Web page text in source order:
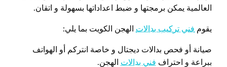
العالمية يمكن برمجتها و ضبط اعداداتها بسهولة و اتقان.
يقوم فني تركيب بدالات الهجن الكويت بما يلي:
صيانة أو فحص بدالات ديجتال و خاصة انتركم أو الهواتف
ببراعة و احتراف فني بدالات الهجن.